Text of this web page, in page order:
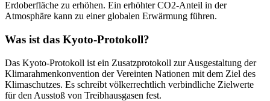
Erdoberfläche zu erhöhen. Ein erhöhter CO2-Anteil in der
Atmosphäre kann zu einer globalen Erwärmung führen.
Was ist das Kyoto-Protokoll?
Das Kyoto-Protokoll ist ein Zusatzprotokoll zur Ausgestaltung der
Klimarahmenkonvention der Vereinten Nationen mit dem Ziel des
Klimaschutzes. Es schreibt völkerrechtlich verbindliche Zielwerte
für den Ausstoß von Treibhausgasen fest.